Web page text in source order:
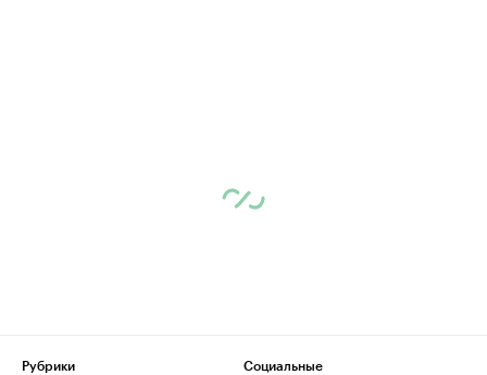
Рубрики
Социальные